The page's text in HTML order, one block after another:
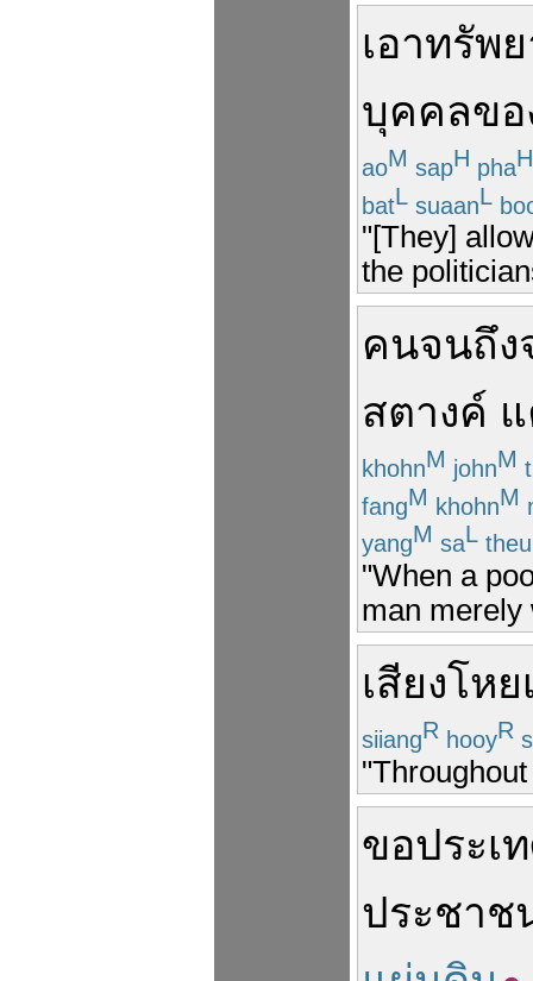
เอาทรัพ
บุคคลขอ
aoM sapH phaH
batL suaanL
"[They]
the
คนจนถึง
สตางค์
khohnM johnM
fangM khohnM
yangM saL
"When a
man merely
เสียงโหย
siiangR hooyR
ขอประเ
ประชาช